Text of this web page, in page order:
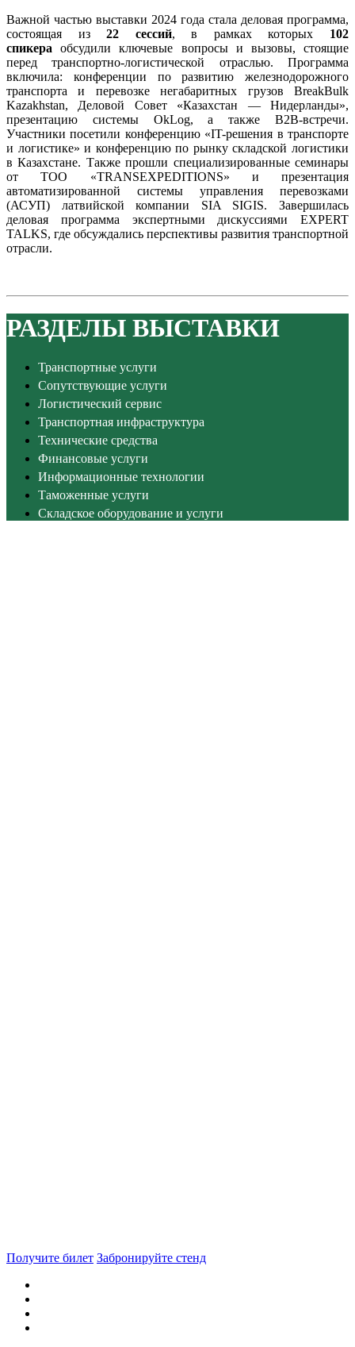
Важной частью выставки 2024 года стала деловая программа,
состоящая из22 сессий, в рамках которых 102
спикера обсудили ключевые вопросы и вызовы, стоящие
перед транспортно-логистической отраслью. Программа
включила: конференции по развитию железнодорожного
транспорта и перевозке негабаритных грузов BreakBulk
Kazakhstan, Деловой Совет «Казахстан — Нидерланды»,
презентацию системы OkLog, а также B2B-встречи.
Участники посетили конференцию «IT-решения в транспорте
и логистике» и конференцию по рынку складской логистики
в Казахстане. Также прошли специализированные семинары
от ТОО «TRANSEXPEDITIONS» и презентация
автоматизированной системы управления перевозками
(АСУП) латвийской компании SIA SIGIS. Завершилась
деловая программа экспертными дискуссиями EXPERT
TALKS, где обсуждались перспективы развития транспортной
отрасли.
РАЗДЕЛЫ ВЫСТАВКИ
Транспортные услуги
Сопутствующие услуги
Логистический сервис
Транспортная инфраструктура
Технические средства
Финансовые услуги
Информационные технологии
Таможенные услуги
Складское оборудование и услуги
Получите билет Забронируйте стенд